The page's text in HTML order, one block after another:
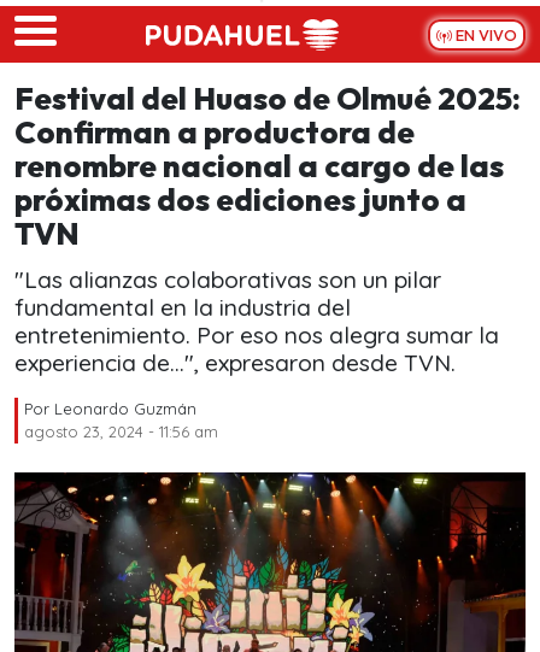
Skip to main content
EN VIVO
Festival del Huaso de Olmué 2025:
Confirman a productora de
renombre nacional a cargo de las
próximas dos ediciones junto a
TVN
"Las alianzas colaborativas son un pilar
fundamental en la industria del
entretenimiento. Por eso nos alegra sumar la
experiencia de...", expresaron desde TVN.
Por Leonardo Guzmán
agosto 23, 2024 - 11:56 am